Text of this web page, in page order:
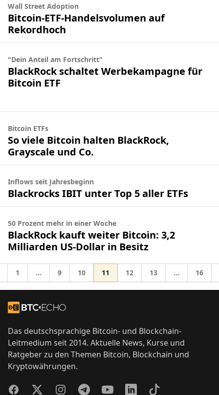
Wall Street Adoption
Bitcoin-ETF-Handelsvolumen auf
Rekordhoch
"Dein Anteil am Fortschritt"
BlackRock schaltet Werbekampagne für
Bitcoin ETF
Bitcoin ETFs
So viele Bitcoin halten BlackRock,
Grayscale und Co.
Inflows seit Jahresbeginn
Blackrocks IBIT unter Top 5 aller ETFs
50 Prozent mehr in einer Woche
BlackRock kauft weiter Bitcoin: 3,2
Milliarden US-Dollar in Besitz
zu
Gehe zur Seite
1 Zwischenseiten weggelassen
… Gehe zur Seite
9 Gehe zur Seite
10 Gehe zur Seite
11 Gehe zur Seite
12 Gehe zur Seite
13 … Gehe
16
Zur Startseite
Das deutschsprachige Bitcoin- und Blockchain-
Leitmedium seit 2014. Aktuelle News, Kurse und
Ratgeber zu den Themen Bitcoin, Blockchain und
Kryptowährungen.
FacebookTwitterInstagramTelegramYouTubeLinkedInTikTok